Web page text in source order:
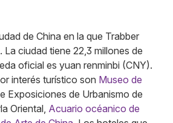
de China en la que Trabber
ciudad tiene 22,3 millones de
oficial es yuan renminbi (CNY).
interés turístico son Museo de
Exposiciones de Urbanismo de
Oriental, Acuario océanico de